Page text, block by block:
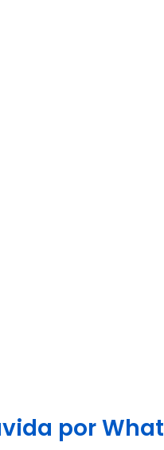
por